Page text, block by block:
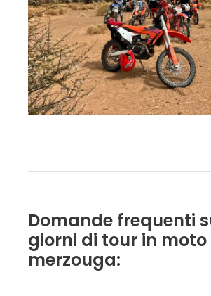
Domande frequenti
giorni di tour in moto
merzouga: